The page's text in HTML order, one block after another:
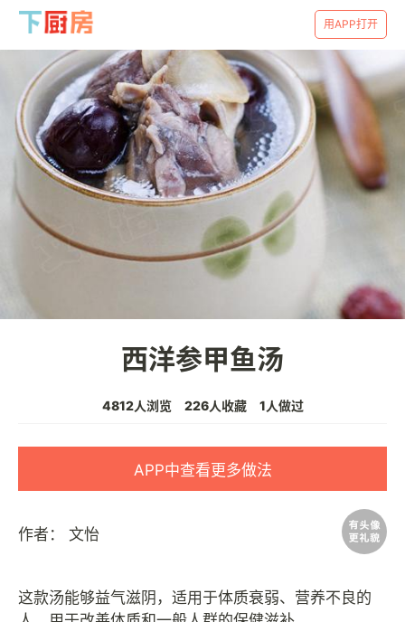
用APP打开
西洋参甲鱼汤
4812人浏览 226人收藏 1人做过
APP中查看更多做法
作者： 文怡
这款汤能够益气滋阴，适用于体质衰弱、营养不良的